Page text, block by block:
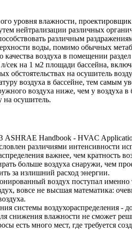
уровня влажности,
нейтрализации различных
различным
воды, помимо обычных
качества воздуха в помещении
сек на 1 м2 площади бассейна,
обстоятельствах на осушитель
воздуха в бассейне, тем самым
воздуха ниже, чем у воздуха
на осушитель.
ASHRAE Handbook - HVAC
различиями интенсивности
важнее, чем кратность
больше воздуха снаружи, чем
за излишний расход энергии.
воздух поступал именно
вовсе не высшая математика:
системы воздухораспределения -
снижения влажности не сможет
есть много мест, где требуется